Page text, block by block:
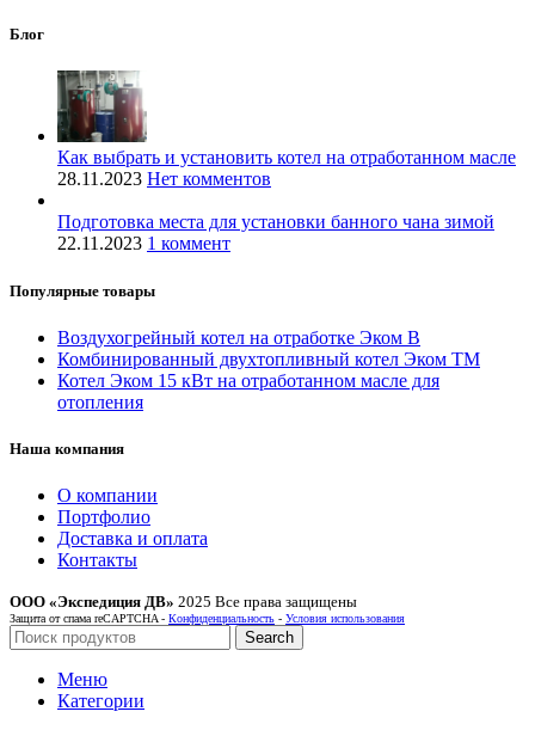
Блог
Как выбрать и установить котел на отработанном масле
28.11.2023 Нет комментов
Подготовка места для установки банного чана зимой
22.11.2023 1 коммент
Популярные товары
Воздухогрейный котел на отработке Эком В
Комбинированный двухтопливный котел Эком ТМ
Котел Эком 15 кВт на отработанном масле для
отопления
Наша компания
О компании
Портфолио
Доставка и оплата
Контакты
ООО «Экспедиция ДВ» 2025 Все права защищены
Защита от спама reCAPTCHA - Конфиденциальность - Условия использования
Search
Меню
Категории